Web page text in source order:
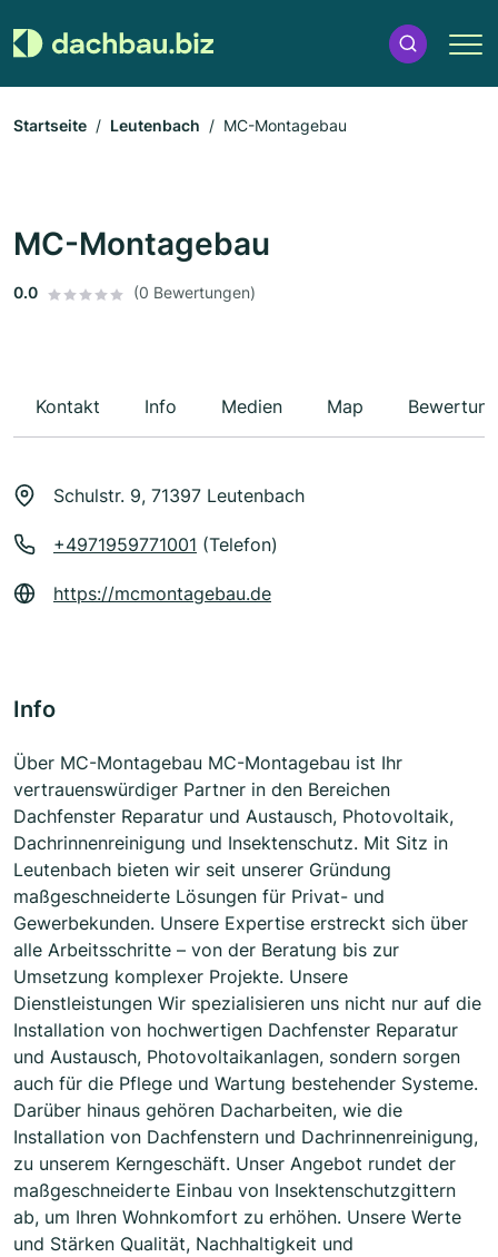
Startseite Leutenbach MC-Montagebau
MC-Montagebau
0.0 (0 Bewertungen)
Kontakt Info Medien Map
Schulstr. 9, 71397 Leutenbach
+4971959771001 (Telefon)
https://mcmontagebau.de
Info
Über MC-Montagebau MC-Montagebau ist Ihr
vertrauenswürdiger Partner in den Bereichen
Dachfenster Reparatur und Austausch, Photovoltaik,
Dachrinnenreinigung und Insektenschutz. Mit Sitz in
Leutenbach bieten wir seit unserer Gründung
maßgeschneiderte Lösungen für Privat- und
Gewerbekunden. Unsere Expertise erstreckt sich über
alle Arbeitsschritte – von der Beratung bis zur
Umsetzung komplexer Projekte. Unsere
Dienstleistungen Wir spezialisieren uns nicht nur auf die
Installation von hochwertigen Dachfenster Reparatur
und Austausch, Photovoltaikanlagen, sondern sorgen
auch für die Pflege und Wartung bestehender Systeme.
Darüber hinaus gehören Dacharbeiten, wie die
Installation von Dachfenstern und Dachrinnenreinigung,
zu unserem Kerngeschäft. Unser Angebot rundet der
maßgeschneiderte Einbau von Insektenschutzgittern
ab, um Ihren Wohnkomfort zu erhöhen. Unsere Werte
und Stärken Qualität, Nachhaltigkeit und